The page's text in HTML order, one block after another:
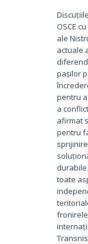
OSCE
ale
actuale
pașilor
pentru
a
afirmat
pentru
toate